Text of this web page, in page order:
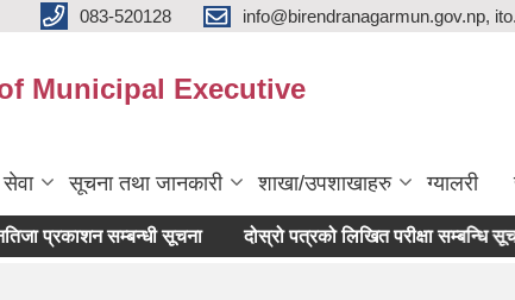
083-520128 info@birendranagarmun.gov.np,
Municipal Executive
सूचना तथा जानकारी शाखा/उपशाखाहरु ग्यालरी
प्रकाशन सम्बन्धी सूचना दोस्रो पत्रको लिखित परीक्षा सम्बन्धि सूचना